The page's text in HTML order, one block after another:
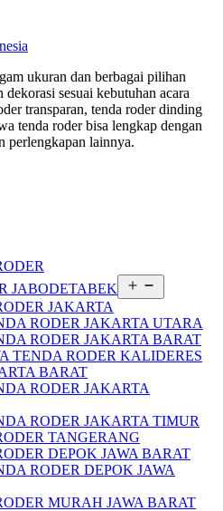
ukuran dan berbagai pilihan
sesuai kebutuhan acara
transparan, tenda roder dinding
tenda roder bisa lengkap dengan
perlengkapan lainnya.
JABODETABEK
menu
JAKARTA
RODER JAKARTA UTARA
RODER JAKARTA BARAT
TENDA RODER KALIDERES
BARAT
RODER JAKARTA
RODER JAKARTA TIMUR
TANGERANG
DEPOK JAWA BARAT
RODER DEPOK JAWA
MURAH JAWA BARAT